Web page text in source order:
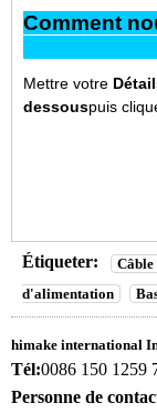
Mettre votre
dessouspuis
Étiqueter:
d'alimentation
himake international
Tél:0086 150 1259
Personne de